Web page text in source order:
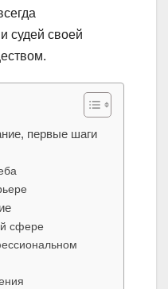
судей своей
первые шаги
сфере